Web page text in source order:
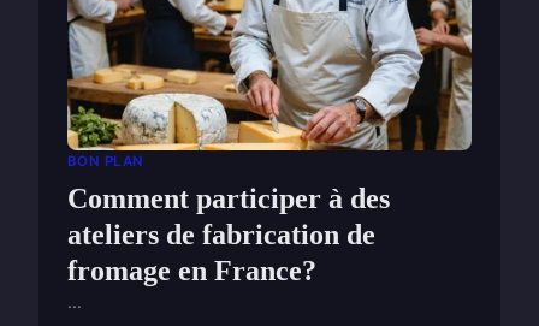
BON PLAN
Comment participer à des
ateliers de fabrication de
fromage en France?
...